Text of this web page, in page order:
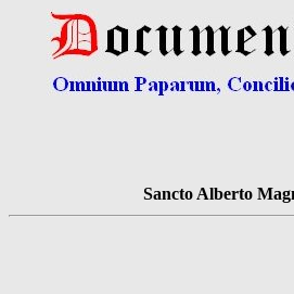
Sancto Alberto